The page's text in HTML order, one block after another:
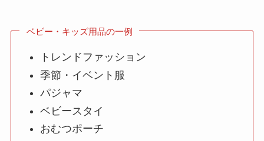
ベビー・キッズ用品の一例
トレンドファッション
季節・イベント服
パジャマ
ベビースタイ
おむつポーチ